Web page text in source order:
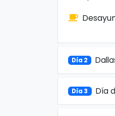
Día 2
Día 3 Día